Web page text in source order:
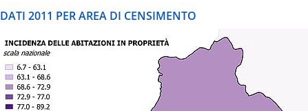
DATI 2011 PER AREA DI CENSIMENTO